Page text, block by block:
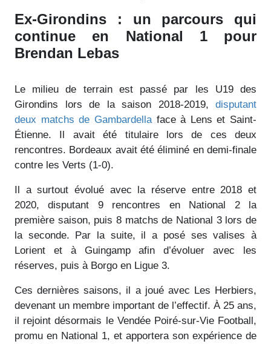
Ex-Girondins : un parcours qui
continue en National 1 pour
Brendan Lebas
Le milieu de terrain est passé par les U19 des
Girondins lors de la saison 2018-2019, disputant
deux matchs de Gambardellaface à Lens et Saint-
Étienne. Il avait été titulaire lors de ces deux
rencontres. Bordeaux avait été éliminé en demi-finale
contre les Verts (1-0).
Il a surtout évolué avec la réserve entre 2018 et
2020, disputant 9 rencontres en National 2 la
première saison, puis 8 matchs de National 3 lors de
la seconde. Par la suite, il a posé ses valises à
Lorient et à Guingamp afin d’évoluer avec les
réserves, puis à Borgo en Ligue 3.
Ces dernières saisons, il a joué avec Les Herbiers,
devenant un membre important de l’effectif. À 25 ans,
il rejoint désormais le Vendée Poiré-sur-Vie Football,
promu en National 1, et apportera son expérience de